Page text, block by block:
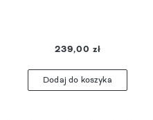
239,00 zł
Dodaj do koszyka